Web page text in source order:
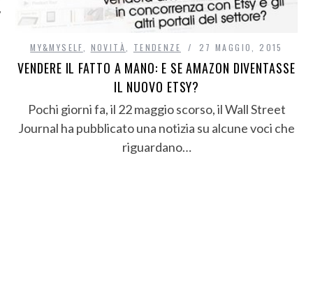
MY&MYSELF NOVITÀ TENDENZE 27 MAGGIO, 2015
VENDERE IL FATTO A MANO: E SE AMAZON DIVENTASSE
IL NUOVO ETSY?
Pochi giorni fa, il 22 maggio scorso, il Wall Street
Journal ha pubblicato una notizia su alcune voci che
riguardano…